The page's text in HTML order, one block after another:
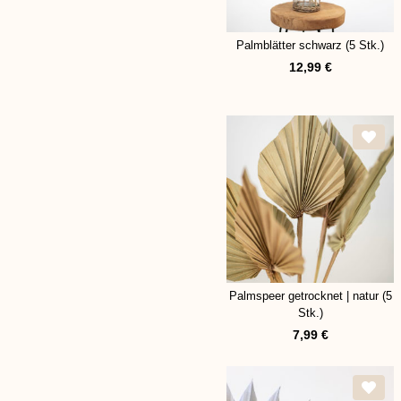
Palmblätter schwarz (5 Stk.)
12,99 €
Palmspeer getrocknet | natur (5
Stk.)
7,99 €